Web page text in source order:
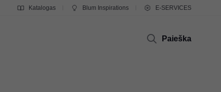
Katalogas Blum Inspirations E-SERVICES
Paieška